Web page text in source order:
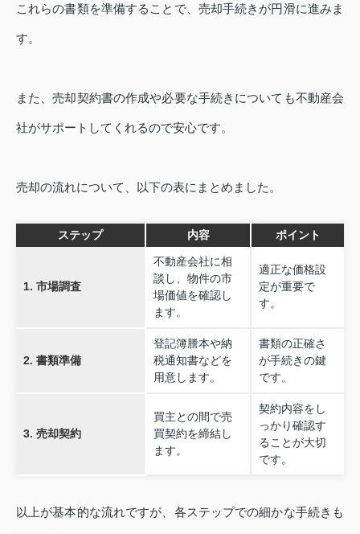
これらの書類を準備することで、売却手続きが円滑に進みま
す。
また、売却契約書の作成や必要な手続きについても不動産会
社がサポートしてくれるので安心です。
売却の流れについて、以下の表にまとめました。
ステップ 内容 ポイント
1. 市場調査
不動産会社に相
談し、物件の市
場価値を確認し
ます。
適正な価格設
定が重要で
す。
2. 書類準備
登記簿謄本や納
税通知書などを
用意します。
書類の正確さ
が手続きの鍵
です。
3. 売却契約
買主との間で売
買契約を締結し
ます。
契約内容をし
っかり確認す
ることが大切
です。
以上が基本的な流れですが、各ステップでの細かな手続きも